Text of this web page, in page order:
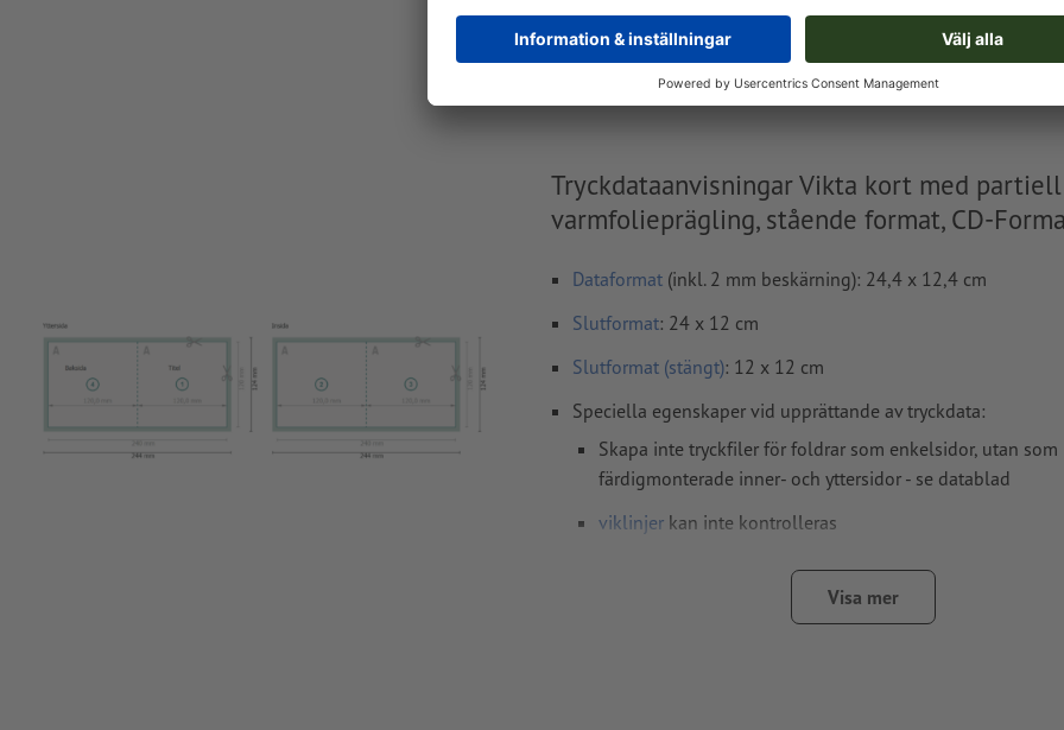
tis, aug. 18. - tors, aug. 20.
Vikt: ca. 77,8 g
Tryckdataanvisningar Vikta kort med partiell
varmfolieprägling, stående format, CD-
Dataformat (inkl. 2 mm beskärning): 24,4 x 12,4 cm
Slutformat: 24 x 12 cm
Slutformat (stängt): 12 x 12 cm
Speciella egenskaper vid upprättande av tryckdata:
Skapa inte tryckfiler för foldrar som enkelsidor, utan som
färdigmonterade inner- och yttersidor - se datablad
viklinjer kan inte kontrolleras
vi kan tyvärr inte alltid ta hänsyn tilllöpriktning
gäller särskilda specifikationer
Visa mer